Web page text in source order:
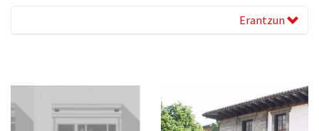
Erantzun